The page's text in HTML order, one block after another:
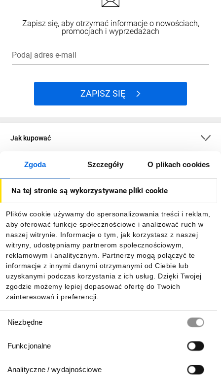
Zgoda Szczegóły O plikach cookies
Na tej stronie są wykorzystywane pliki cookie
Plików cookie używamy do spersonalizowania treści i reklam,
aby oferować funkcje społecznościowe i analizować ruch w
naszej witrynie. Informacje o tym, jak korzystasz z naszej
witryny, udostępniamy partnerom społecznościowym,
reklamowym i analitycznym. Partnerzy mogą połączyć te
informacje z innymi danymi otrzymanymi od Ciebie lub
uzyskanymi podczas korzystania z ich usług. Dzięki Twojej
zgodzie możemy lepiej dopasować ofertę do Twoich
zainteresowań i preferencji.
zgody
Niezbędne
Funkcjonalne
Analityczne / wydajnościowe
Zapisz się, aby otrzymać informacje o nowościach,
promocjach i wyprzedażach
Podaj adres e-mail
ZAPISZ SIĘ
Jak kupować
O firmie
Informacje
Pobierz naszą aplikację mobilną: